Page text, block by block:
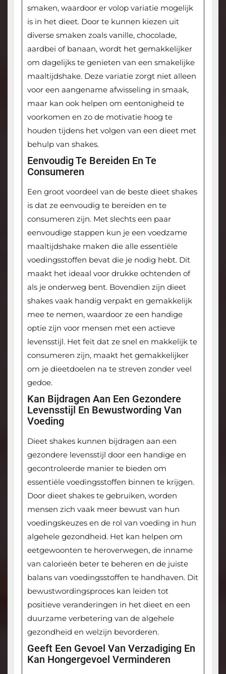
smaken, waardoor er volop variatie mogelijk
is in het dieet. Door te kunnen kiezen uit
diverse smaken zoals vanille, chocolade,
aardbei of banaan, wordt het gemakkelijker
om dagelijks te genieten van een smakelijke
maaltijdshake. Deze variatie zorgt niet alleen
voor een aangename afwisseling in smaak,
maar kan ook helpen om eentonigheid te
voorkomen en zo de motivatie hoog te
houden tijdens het volgen van een dieet met
behulp van shakes.
Eenvoudig Te Bereiden En Te
Consumeren
Een groot voordeel van de beste dieet shakes
is dat ze eenvoudig te bereiden en te
consumeren zijn. Met slechts een paar
eenvoudige stappen kun je een voedzame
maaltijdshake maken die alle essentiële
voedingsstoffen bevat die je nodig hebt. Dit
maakt het ideaal voor drukke ochtenden of
als je onderweg bent. Bovendien zijn dieet
shakes vaak handig verpakt en gemakkelijk
mee te nemen, waardoor ze een handige
optie zijn voor mensen met een actieve
levensstijl. Het feit dat ze snel en makkelijk te
consumeren zijn, maakt het gemakkelijker
om je dieetdoelen na te streven zonder veel
gedoe.
Kan Bijdragen Aan Een Gezondere
Levensstijl En Bewustwording Van
Voeding
Dieet shakes kunnen bijdragen aan een
gezondere levensstijl door een handige en
gecontroleerde manier te bieden om
essentiële voedingsstoffen binnen te krijgen.
Door dieet shakes te gebruiken, worden
mensen zich vaak meer bewust van hun
voedingskeuzes en de rol van voeding in hun
algehele gezondheid. Het kan helpen om
eetgewoonten te heroverwegen, de inname
van calorieën beter te beheren en de juiste
balans van voedingsstoffen te handhaven. Dit
bewustwordingsproces kan leiden tot
positieve veranderingen in het dieet en een
duurzame verbetering van de algehele
gezondheid en welzijn bevorderen.
Geeft Een Gevoel Van Verzadiging En
Kan Hongergevoel Verminderen